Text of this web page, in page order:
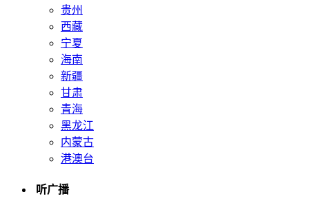
贵州
西藏
宁夏
海南
新疆
甘肃
青海
黑龙江
内蒙古
港澳台
听广播